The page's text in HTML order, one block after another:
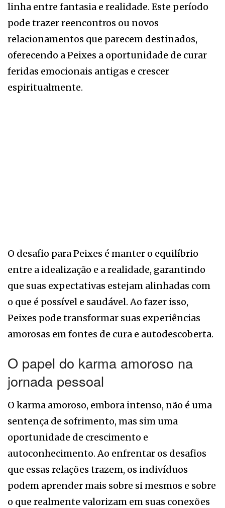
linha entre fantasia e realidade. Este período
pode trazer reencontros ou novos
relacionamentos que parecem destinados,
oferecendo a Peixes a oportunidade de curar
feridas emocionais antigas e crescer
espiritualmente.
O desafio para Peixes é manter o equilíbrio
entre a idealização e a realidade, garantindo
que suas expectativas estejam alinhadas com
o que é possível e saudável. Ao fazer isso,
Peixes pode transformar suas experiências
amorosas em fontes de cura e autodescoberta.
O papel do karma amoroso na
jornada pessoal
O karma amoroso, embora intenso, não é uma
sentença de sofrimento, mas sim uma
oportunidade de crescimento e
autoconhecimento. Ao enfrentar os desafios
que essas relações trazem, os indivíduos
podem aprender mais sobre si mesmos e sobre
o que realmente valorizam em suas conexões